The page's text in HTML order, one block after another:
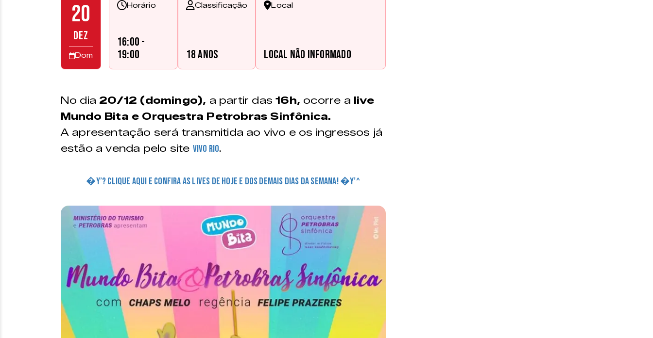
20
DEZ
Dom
Horário
16:00 -
19:00
Classificação
18 anos
Local
Local não informado
No dia 20/12 (domingo), a partir das 16h, ocorre a live
Mundo Bita e Orquestra Petrobras Sinfônica.
A apresentação será transmitida ao vivo e os ingressos já
estão a venda pelo site Vivo Rio.
�Y’? CLIQUE AQUI E CONFIRA AS LIVES DE HOJE E DOS DEMAIS DIAS DA SEMANA! �Y’^